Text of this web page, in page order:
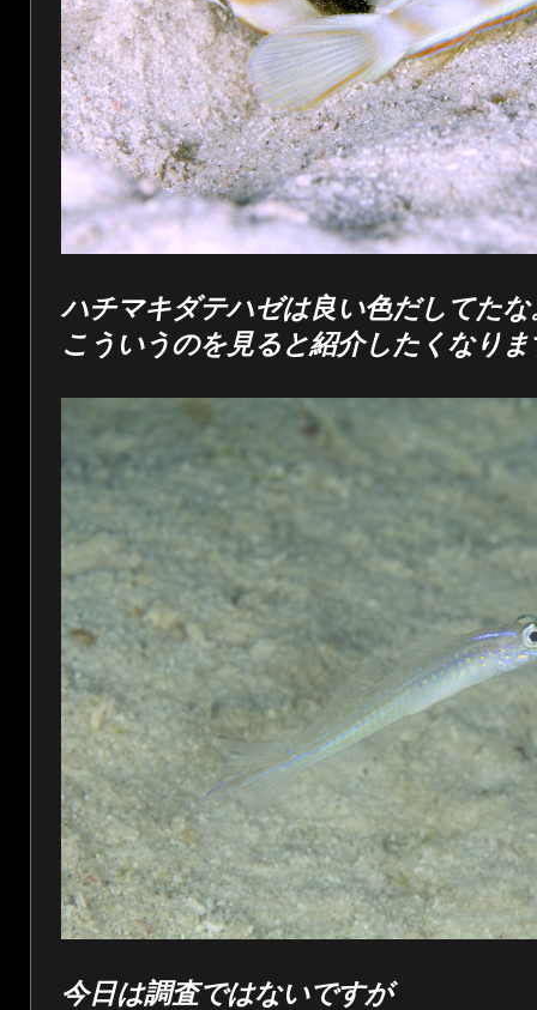
ハチマキダテハゼは良い色だしてたな
こういうのを見ると紹介したくなり
今日は調査ではないですが